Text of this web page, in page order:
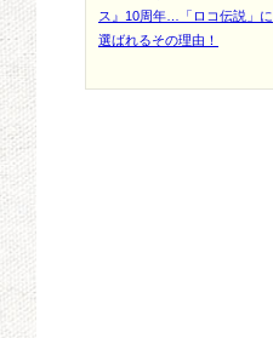
ス』10周年…「ロコ伝説」に
選ばれるその理由！